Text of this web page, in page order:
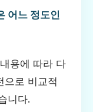
어느 정도인
용에 따라 다
으로 비교적
니다.